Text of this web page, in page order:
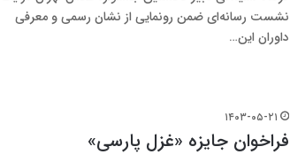
نشست رسانه‌ای ضمن رونمایی از نشان رسمی و معرفی
داوران این…
۱۴۰۳-۰۵-۲۱
فراخوان جایزه‌ «غزل پارسی»